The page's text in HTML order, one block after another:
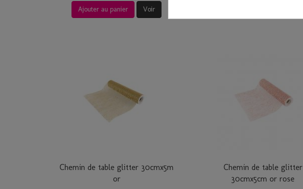
Ajouter au panier Voir
Chemin de table glitter 30cmx5m
or
Chemin de table glitter
30cmx5cm or rose